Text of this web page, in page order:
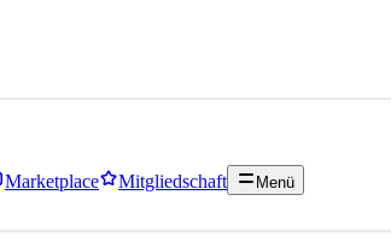
Marketplace Mitgliedschaft Menü